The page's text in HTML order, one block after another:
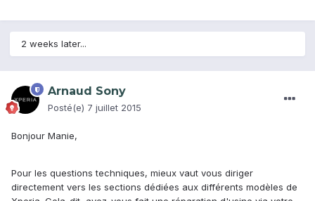
2 weeks later...
Arnaud Sony
Posté(e) 7 juillet 2015
Bonjour Manie,
Pour les questions techniques, mieux vaut vous diriger
directement vers les sections dédiées aux différents modèles de